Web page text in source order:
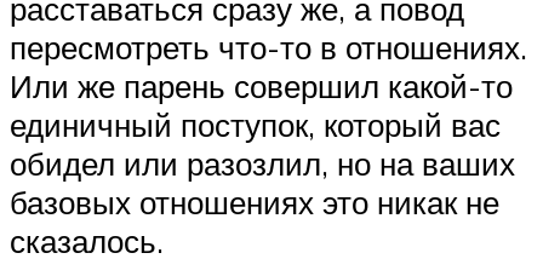
расставаться сразу же, а повод
пересмотреть что-то в отношениях.
Или же парень совершил какой-то
единичный поступок, который вас
обидел или разозлил, но на ваших
базовых отношениях это никак не
сказалось.